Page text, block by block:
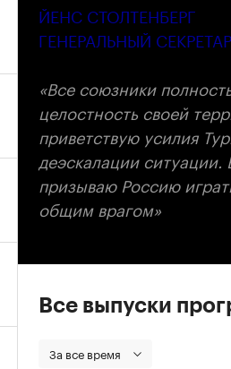
ЙЕНС СТОЛТЕНБЕРГ
ГЕНЕРАЛЬНЫЙ
«Все союзники
целостность своей
приветствую усилия
деэскалации
призываю Россию
общим врагом»
Все выпуски
За все время